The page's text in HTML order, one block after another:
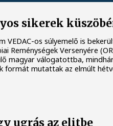
sikerek
VEDAC-os súlyemelő is
Reménységek Versenyére
magyar válogatottba,
formát mutattak az elmúlt
ugrás az elitbe